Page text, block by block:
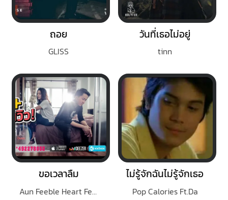
ถอย
GLISS
วันที่เธอไม่อยู่
tinn
ขอเวลาลืม
Aun Feeble Heart Feat.Ouiai
ไม่รู้จักฉันไม่รู้จักเธอ
Pop Calories Ft.Da